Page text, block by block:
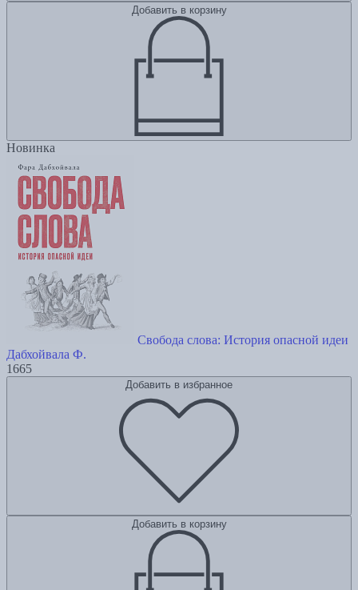
Добавить в корзину
Новинка
Свобода слова: История опасной идеи
Дабхойвала Ф.
1665
Добавить в избранное
Добавить в корзину